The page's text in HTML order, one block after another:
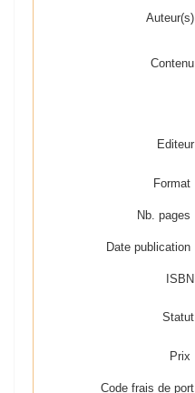
Auteur(s)
Contenu
Editeur
Format
Nb. pages
Date publication
ISBN
Statut
Prix
Code frais de port